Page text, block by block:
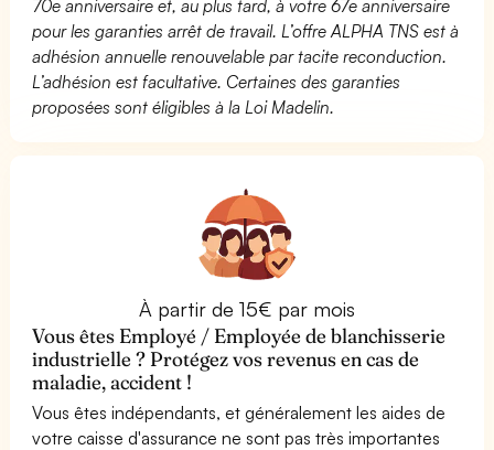
70e anniversaire et, au plus tard, à votre 67e anniversaire
pour les garanties arrêt de travail. L’offre ALPHA TNS est à
adhésion annuelle renouvelable par tacite reconduction.
L’adhésion est facultative. Certaines des garanties
proposées sont éligibles à la Loi Madelin.
À partir de 15€ par mois
Vous êtes Employé / Employée de blanchisserie
industrielle ? Protégez vos revenus en cas de
maladie, accident !
Vous êtes indépendants, et généralement les aides de
votre caisse d'assurance ne sont pas très importantes